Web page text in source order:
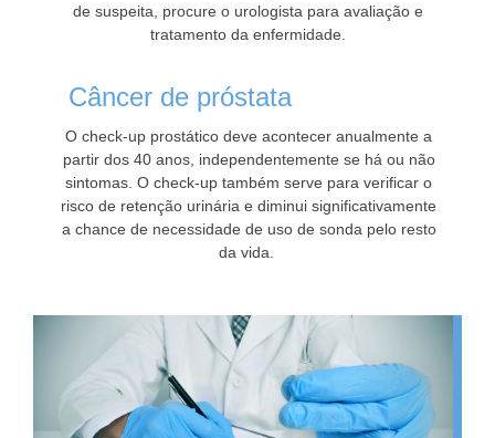
de suspeita, procure o urologista para avaliação e
tratamento da enfermidade.
Câncer de próstata
O check-up prostático deve acontecer anualmente a
partir dos 40 anos, independentemente se há ou não
sintomas. O check-up também serve para verificar o
risco de retenção urinária e diminui significativamente
a chance de necessidade de uso de sonda pelo resto
da vida.